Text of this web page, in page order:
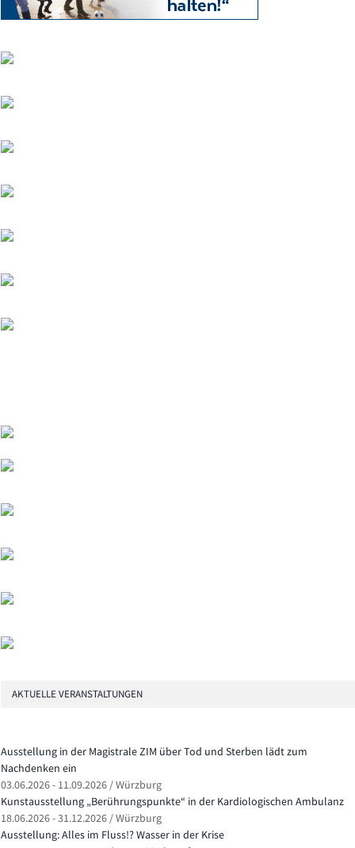
AKTUELLE VERANSTALTUNGEN
Ausstellung in der Magistrale ZIM über Tod und Sterben lädt zum
Nachdenken ein
03.06.2026 - 11.09.2026 / Würzburg
Kunstausstellung „Berührungspunkte“ in der Kardiologischen Ambulanz
18.06.2026 - 31.12.2026 / Würzburg
Ausstellung: Alles im Fluss!? Wasser in der Krise